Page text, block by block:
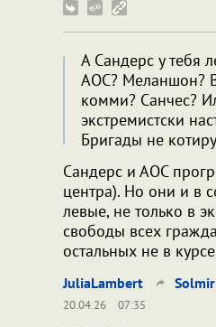
А Сандерс у тебя
AOC? Меланшон?
комми? Санчес?
экстремистски
Бригады не
Сандерс и АОС
центра). Но они и в
левые, не только в
свободы всех
остальных не в
JuliaLambert Solmir
20.04.26
07:35